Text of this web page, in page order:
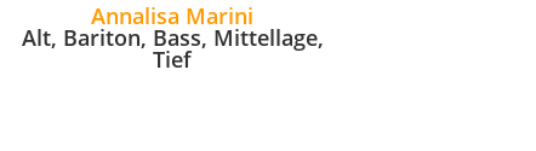
Annalisa Marini
Alt, Bariton, Bass, Mittellage,
Tief